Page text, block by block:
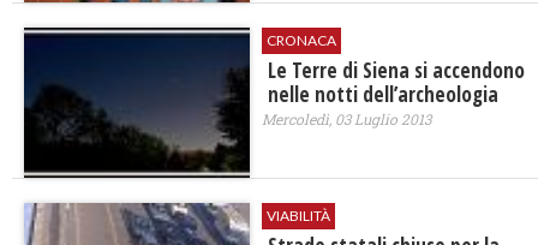
CRONACA
Le Terre di Siena si accendono
nelle notti dell’archeologia
Mercoledì, 03 Luglio 2013
VIABILITÀ